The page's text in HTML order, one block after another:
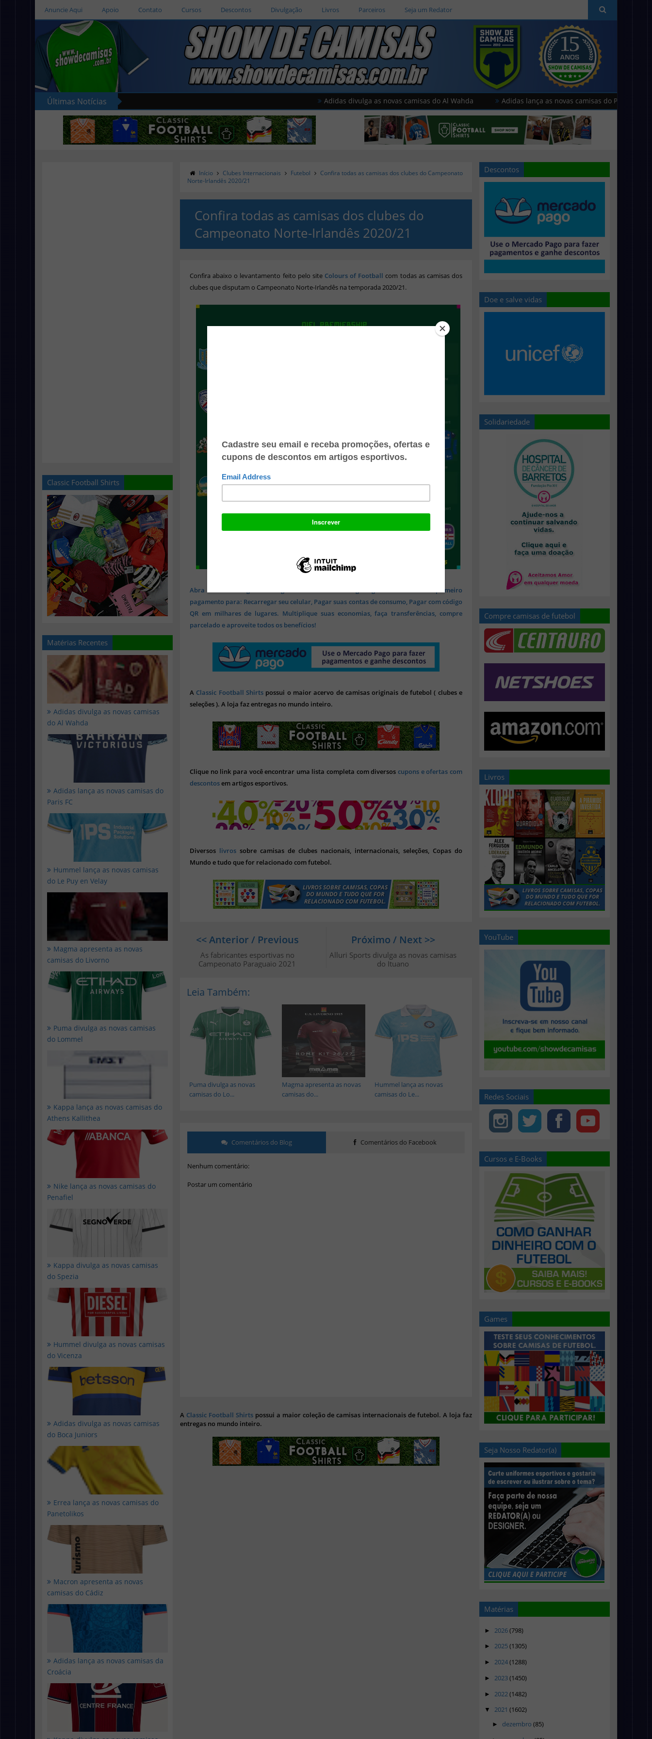
Anuncie Aqui Apoio Contato Cursos Descontos Divulgação Livros Parceiros Seja um Redator
Últimas Notícias Adidas divulga as novas camisas do Al Wahda Adidas lança as novas camisas do Paris FC
Classic Football Shirts
Matérias Recentes
Adidas divulga as novas camisas
do Al Wahda
Adidas lança as novas camisas do
Paris FC
Hummel lança as novas camisas
do Le Puy en Velay
Magma apresenta as novas
camisas do Livorno
Puma divulga as novas camisas
do Lommel
Kappa lança as novas camisas do
Athens Kallithea
Nike lança as novas camisas do
Penafiel
Kappa divulga as novas camisas
do Spezia
Hummel divulga as novas camisas
do Vicenza
Adidas divulga as novas camisas
do Boca Juniors
Errea lança as novas camisas do
Panetolikos
Macron apresenta as novas
camisas do Cádiz
Adidas lança as novas camisas da
Croácia
Início Clubes Internacionais Futebol
Confira todas as camisas dos clubes do Campeonato
Norte-Irlandês 2020/21
Confira todas as camisas dos clubes do
Campeonato Norte-Irlandês 2020/21
Confira abaixo o levantamento feito pelo site Colours of Football com todas as camisas dos
clubes que disputam o Campeonato Norte-Irlandês na temporada 2020/21.
Abra sua conta digital 100% gratuita no Mercado Pago e ganhe R$ 10 no seu primeiro
pagamento para: Recarregar seu celular, Pagar suas contas de consumo, Pagar com código
QR em milhares de lugares. Multiplique suas economias, faça transferências, compre
parcelado e aproveite todos os benefícios!
A Classic Football Shirts possui o maior acervo de camisas originais de futebol ( clubes e
seleções ). A loja faz entregas no mundo inteiro.
Clique no link para você encontrar uma lista completa com diversoscupons e ofertas com
descontosem artigos esportivos.
Diversos livros sobre camisas de clubes nacionais, internacionais, seleções, Copas do
Mundo e tudo que for relacionado com futebol.
Próximo / Next >>
Alluri Sports divulga as novas camisas
do Ituano
<< Anterior / Previous
As fabricantes esportivas no
Campeonato Paraguaio 2021
Leia Também:
Hummel lança as novas
camisas do Le...
Magma apresenta as novas
camisas do...
Puma divulga as novas
camisas do Lo...
Comentários do Blog Comentários do Facebook
Nenhum comentário:
Postar um comentário
A Classic Football Shirts possui a maior coleção de camisas internacionais de futebol. A loja faz
entregas no mundo inteiro.
Descontos
Doe e salve vidas
Solidariedade
Compre camisas de futebol
Livros
YouTube
Redes Sociais
Cursos e E-Books
Games
Seja Nosso Redator(a)
Matérias
► 2026(798)
► 2025(1305)
► 2024(1288)
► 2023(1450)
► 2022(1482)
▼ 2021 (1602)
► dezembro (85)